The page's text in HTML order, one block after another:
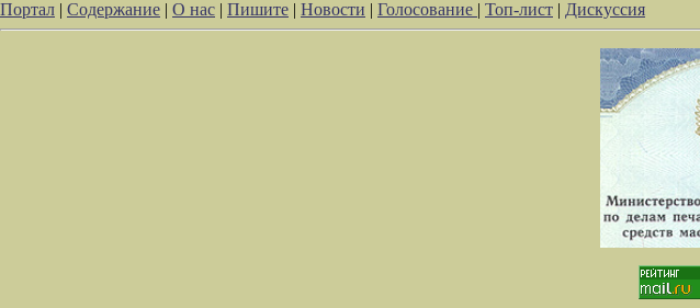
Портал | Содержание | О нас | Пишите | Новости | Голосование | Топ-лист | Дискуссия